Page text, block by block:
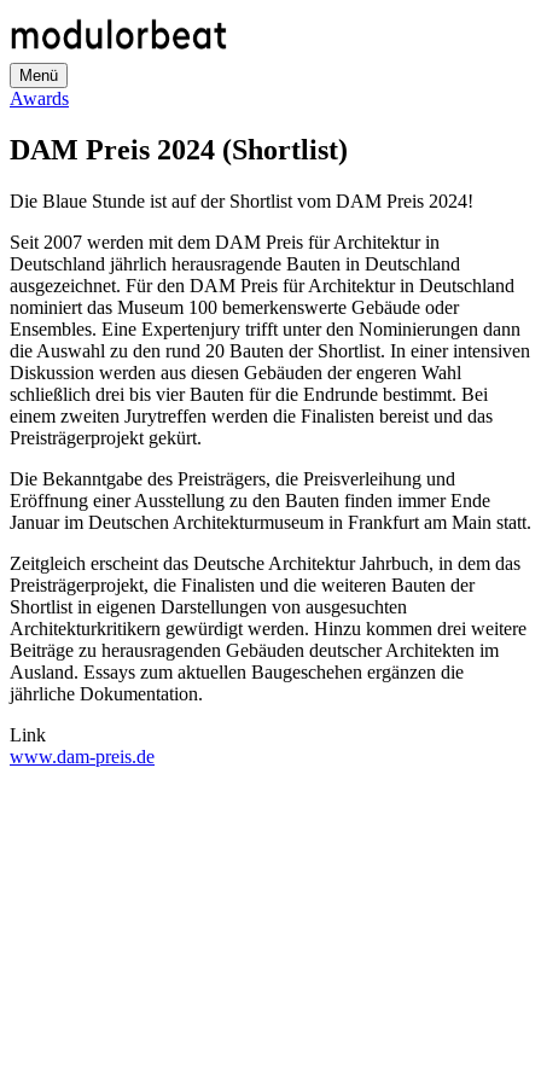
zum
Inhalt
Menü
Awards
DAM Preis 2024 (Shortlist)
Die Blaue Stunde ist auf der Shortlist vom DAM Preis 2024!
Seit 2007 werden mit dem DAM Preis für Architektur in
Deutschland jährlich herausragende Bauten in Deutschland
ausgezeichnet. Für den DAM Preis für Architektur in Deutschland
nominiert das Museum 100 bemerkenswerte Gebäude oder
Ensembles. Eine Expertenjury trifft unter den Nominierungen dann
die Auswahl zu den rund 20 Bauten der Shortlist. In einer intensiven
Diskussion werden aus diesen Gebäuden der engeren Wahl
schließlich drei bis vier Bauten für die Endrunde bestimmt. Bei
einem zweiten Jurytreffen werden die Finalisten bereist und das
Preisträgerprojekt gekürt.
Die Bekanntgabe des Preisträgers, die Preisverleihung und
Eröffnung einer Ausstellung zu den Bauten finden immer Ende
Januar im Deutschen Architekturmuseum in Frankfurt am Main statt.
Zeitgleich erscheint das Deutsche Architektur Jahrbuch, in dem das
Preisträgerprojekt, die Finalisten und die weiteren Bauten der
Shortlist in eigenen Darstellungen von ausgesuchten
Architekturkritikern gewürdigt werden. Hinzu kommen drei weitere
Beiträge zu herausragenden Gebäuden deutscher Architekten im
Ausland. Essays zum aktuellen Baugeschehen ergänzen die
jährliche Dokumentation.
Link
www.dam-preis.de